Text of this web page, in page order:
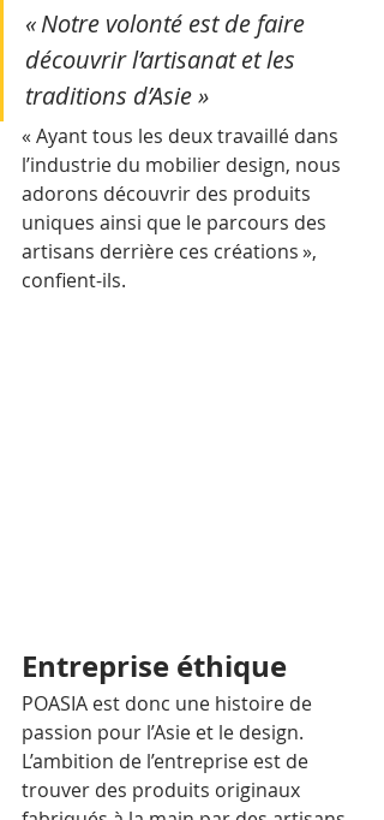
« Notre volonté est de faire
découvrir l’artisanat et les
traditions d’Asie »
« Ayant tous les deux travaillé dans
l’industrie du mobilier design, nous
adorons découvrir des produits
uniques ainsi que le parcours des
artisans derrière ces créations »,
confient-ils.
Entreprise éthique
POASIA est donc une histoire de
passion pour l’Asie et le design.
L’ambition de l’entreprise est de
trouver des produits originaux